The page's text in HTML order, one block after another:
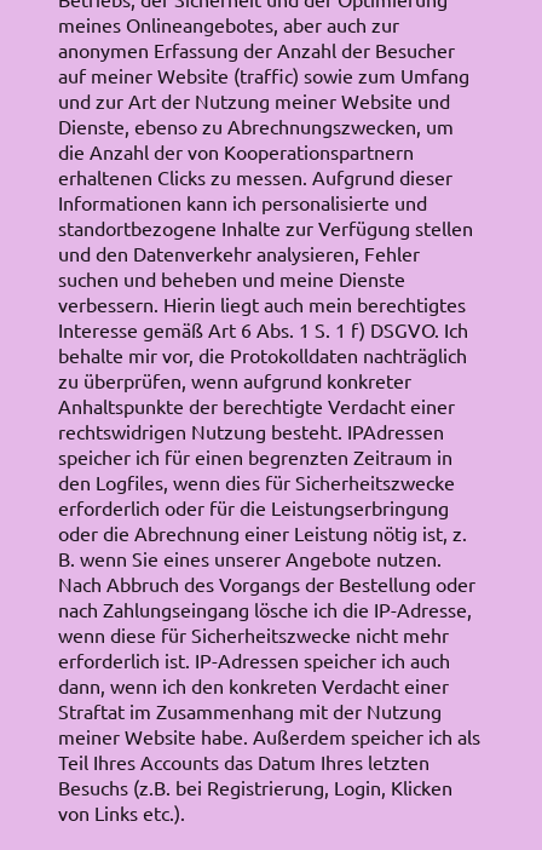
meines Onlineangebotes, aber auch zur
anonymen Erfassung der Anzahl der Besucher
auf meiner Website (traffic) sowie zum Umfang
und zur Art der Nutzung meiner Website und
Dienste, ebenso zu Abrechnungszwecken, um
die Anzahl der von Kooperationspartnern
erhaltenen Clicks zu messen. Aufgrund dieser
Informationen kann ich personalisierte und
standortbezogene Inhalte zur Verfügung stellen
und den Datenverkehr analysieren, Fehler
suchen und beheben und meine Dienste
verbessern. Hierin liegt auch mein berechtigtes
Interesse gemäß Art 6 Abs. 1 S. 1 f) DSGVO. Ich
behalte mir vor, die Protokolldaten nachträglich
zu überprüfen, wenn aufgrund konkreter
Anhaltspunkte der berechtigte Verdacht einer
rechtswidrigen Nutzung besteht. IPAdressen
speicher ich für einen begrenzten Zeitraum in
den Logfiles, wenn dies für Sicherheitszwecke
erforderlich oder für die Leistungserbringung
oder die Abrechnung einer Leistung nötig ist, z.
B. wenn Sie eines unserer Angebote nutzen.
Nach Abbruch des Vorgangs der Bestellung oder
nach Zahlungseingang lösche ich die IP-Adresse,
wenn diese für Sicherheitszwecke nicht mehr
erforderlich ist. IP-Adressen speicher ich auch
dann, wenn ich den konkreten Verdacht einer
Straftat im Zusammenhang mit der Nutzung
meiner Website habe. Außerdem speicher ich als
Teil Ihres Accounts das Datum Ihres letzten
Besuchs (z.B. bei Registrierung, Login, Klicken
von Links etc.).